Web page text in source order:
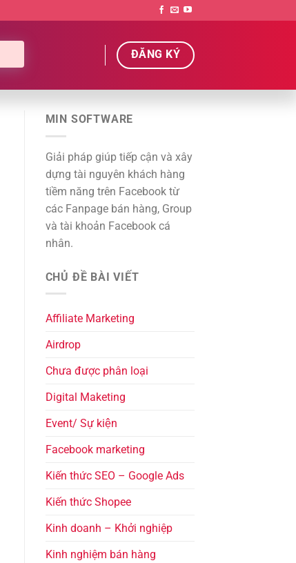
ĐĂNG KÝ
MIN SOFTWARE
Giải pháp giúp tiếp cận và xây
dựng tài nguyên khách hàng
tiềm năng trên Facebook từ
các Fanpage bán hàng, Group
và tài khoản Facebook cá
nhân.
CHỦ ĐỀ BÀI VIẾT
Affiliate Marketing
Airdrop
Chưa được phân loại
Digital Maketing
Event/ Sự kiện
Facebook marketing
Kiến thức SEO – Google Ads
Kiến thức Shopee
Kinh doanh – Khởi nghiệp
Kinh nghiệm bán hàng